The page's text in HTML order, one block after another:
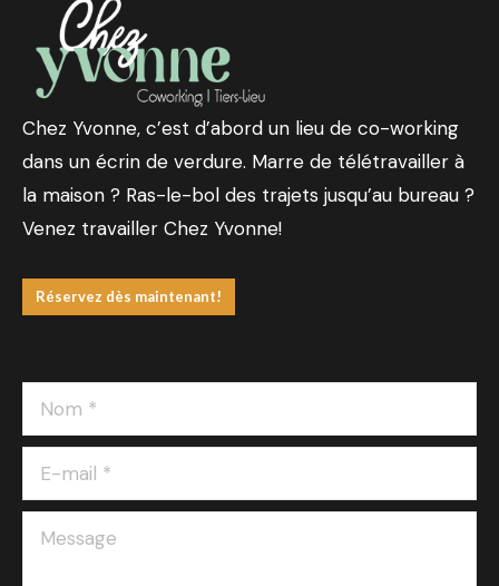
Chez Yvonne, c’est d’abord un lieu de co-working
dans un écrin de verdure. Marre de télétravailler à
la maison ? Ras-le-bol des trajets jusqu’au bureau ?
Venez travailler Chez Yvonne!
Réservez dès maintenant!
Nom *
E-mail *
Message